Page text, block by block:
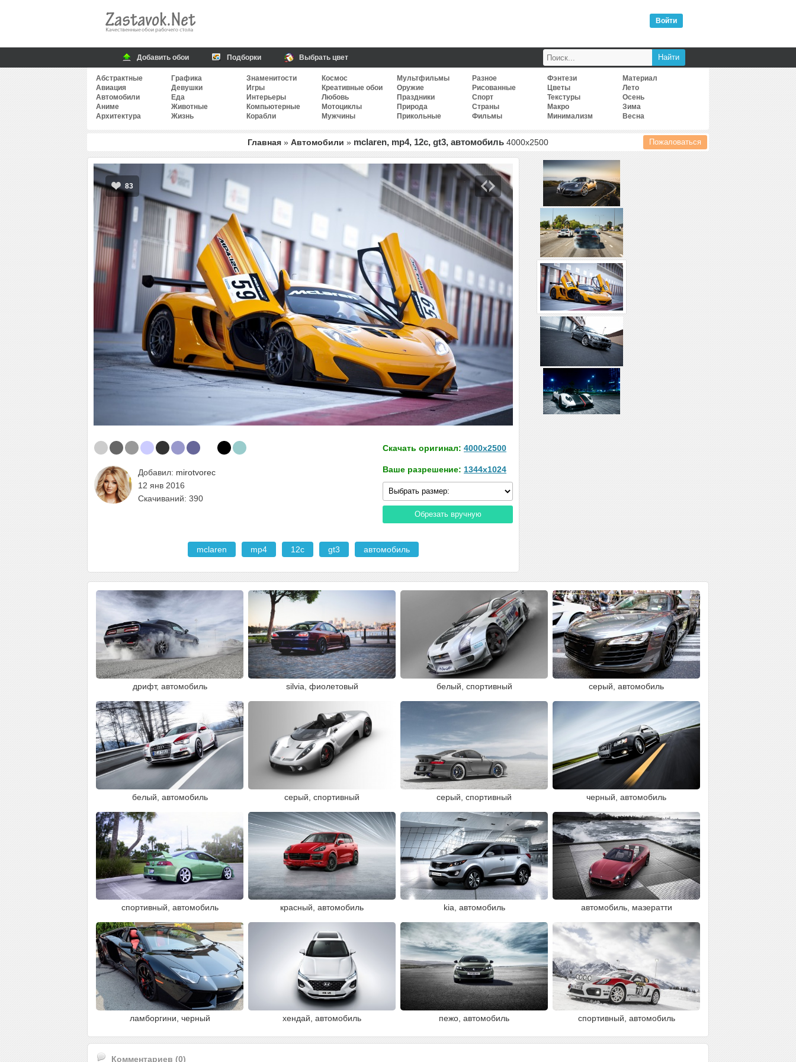
Войти
Добавить обои Подборки Выбрать цвет
Абстрактные
Авиация
Автомобили
Аниме
Архитектура
Графика
Девушки
Еда
Животные
Жизнь
Знаменитости
Игры
Интерьеры
Компьютерные
Корабли
Космос
Креативные обои
Любовь
Мотоциклы
Мужчины
Мультфильмы
Оружие
Праздники
Природа
Прикольные
Разное
Рисованные
Спорт
Страны
Фильмы
Фэнтези
Цветы
Текстуры
Макро
Минимализм
Материал
Лето
Осень
Зима
Весна
Главная » Автомобили » mclaren, mp4, 12c, gt3, автомобиль 4000x2500 Пожаловаться
83
Добавил: mirotvorec
12 янв 2016
Скачиваний: 390
Скачать оригинал: 4000x2500
Ваше разрешение: 1344x1024
Обрезать вручную
mclaren mp4 12c gt3 автомобиль
дрифт, автомобиль silvia, фиолетовый белый, спортивный серый, автомобиль
белый, автомобиль серый, спортивный серый, спортивный черный, автомобиль
спортивный, автомобиль красный, автомобиль kia, автомобиль автомобиль, мазератти
ламборгини, черный хендай, автомобиль пежо, автомобиль спортивный, автомобиль
Комментариев (0)